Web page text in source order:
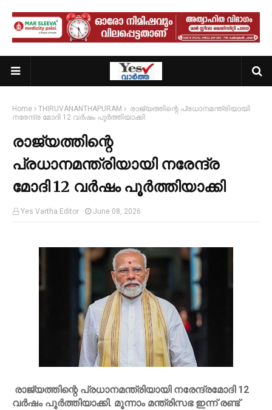
Home THIRUVANANTHAPURAM
രാജ്യത്തിന്റെ പ്രധാനമന്ത്രിയായി
നരേന്ദ്ര മോദി 12 വർഷം പൂർത്തിയാക്കി
രാജ്യത്തിന്റെ
പ്രധാനമന്ത്രിയായി നരേന്ദ്ര
മോദി 12 വർഷം പൂർത്തിയാക്കി
Yes Vartha Editor June 08, 2026
രാജ്യത്തിന്റെ പ്രധാനമന്ത്രിയായി നരേന്ദ്രമോദി 12
വർഷം പൂർത്തിയാക്കി. മൂന്നാം മന്ത്രിസഭ ഇന്ന് രണ്ട്